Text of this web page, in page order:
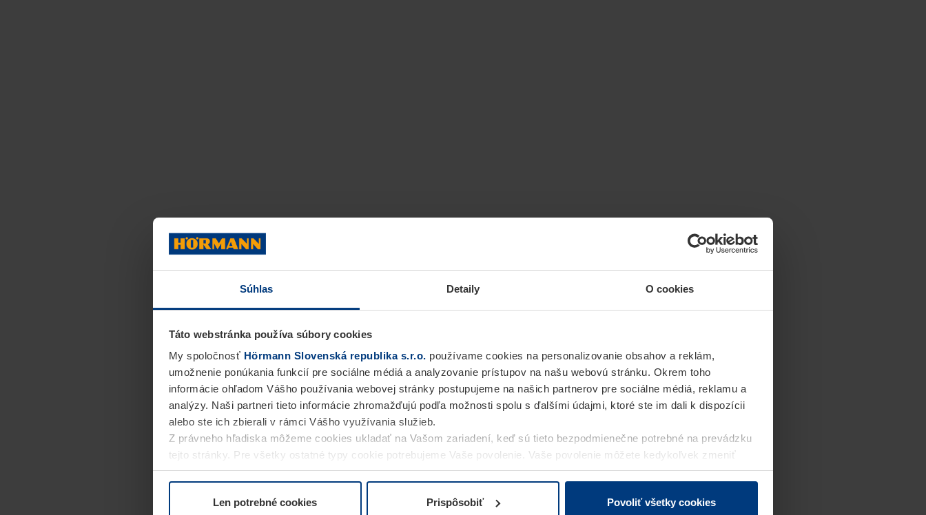
Súhlas Detaily O cookies
Táto webstránka používa súbory cookies
My spoločnosť Hörmann Slovenská republika s.r.o. používame cookies na personalizovanie obsahov a reklám,
umožnenie ponúkania funkcií pre sociálne médiá a analyzovanie prístupov na našu webovú stránku. Okrem toho
informácie ohľadom Vášho používania webovej stránky postupujeme na našich partnerov pre sociálne médiá, reklamu a
analýzy. Naši partneri tieto informácie zhromažďujú podľa možnosti spolu s ďalšími údajmi, ktoré ste im dali k dispozícii
alebo ste ich zbierali v rámci Vášho využívania služieb.
Z právneho hľadiska môžeme cookies ukladať na Vašom zariadení, keď sú tieto bezpodmienečne potrebné na prevádzku
tejto stránky. Pre všetky ostatné typy cookie potrebujeme Vaše povolenie. Vaše povolenie môžete kedykoľvek zmeniť
alebo odvolať vo vysvetlení cookie na stránkeVyhlásenie o ochrane osobných údajovnašej webovej stránky.
Len potrebné cookies Prispôsobiť Povoliť všetky cookies